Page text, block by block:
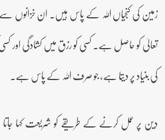
زمین کی کنجیاں اللہ کے پاس ہیں۔ ان خزانوں
تعالیٰ کو حاصل ہے۔ کسی کو رزق میں کشادگی اور کسی
کی بنیاد پر دیتا ہے، جو صرف اللہ کے پاس ہے۔
دین پر عمل کرنے کے طریقے کو شریعت کہا